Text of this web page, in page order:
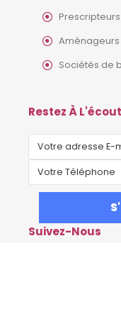
Prescripteurs
Aménageurs
Sociétés de
Restez À
Suivez-Nous